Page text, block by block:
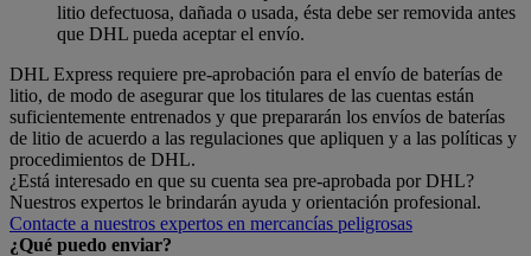
litio defectuosa, dañada o usada, ésta debe ser removida antes
que DHL pueda aceptar el envío.
DHL Express requiere pre-aprobación para el envío de baterías de
litio, de modo de asegurar que los titulares de las cuentas están
suficientemente entrenados y que prepararán los envíos de baterías
de litio de acuerdo a las regulaciones que apliquen y a las políticas y
procedimientos de DHL.
¿Está interesado en que su cuenta sea pre-aprobada por DHL?
Nuestros expertos le brindarán ayuda y orientación profesional.
Contacte a nuestros expertos en mercancías peligrosas
¿Qué puedo enviar?